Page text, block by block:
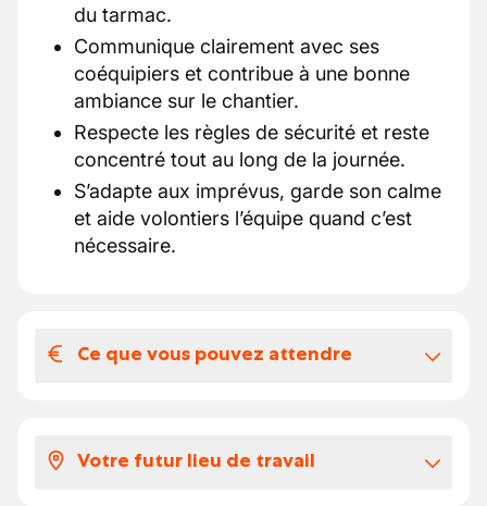
du tarmac.
Communique clairement avec ses
coéquipiers et contribue à une bonne
ambiance sur le chantier.
Respecte les règles de sécurité et reste
concentré tout au long de la journée.
S’adapte aux imprévus, garde son calme
et aide volontiers l’équipe quand c’est
nécessaire.
Ce que vous pouvez attendre
Voici à quoi ressemble votre package:
Votre futur lieu de travail